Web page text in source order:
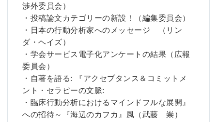
渉外委員会）
・投稿論文カテゴリーの新設！（編集委員会）
・日本の行動分析家へのメッセージ （リン
ダ・ヘイズ）
・学会サービス電子化アンケートの結果（広報
委員会）
・自著を語る: 『アクセプタンス＆コミットメ
ント・セラピーの文脈:
・臨床行動分析におけるマインドフルな展開』
への招待～『海辺のカフカ』風（武藤 崇）